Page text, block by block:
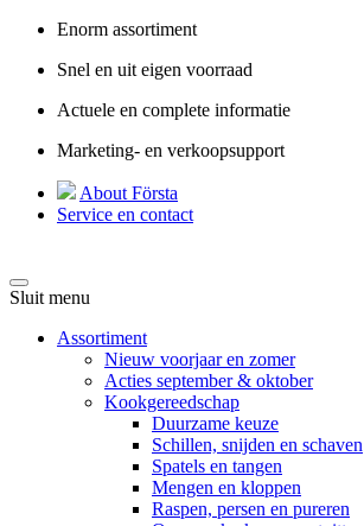
Enorm assortiment
Snel en uit eigen voorraad
Actuele en complete informatie
Marketing- en verkoopsupport
About Första
Service en contact
Sluit menu
Assortiment
Nieuw voorjaar en zomer
Acties september & oktober
Kookgereedschap
Duurzame keuze
Schillen, snijden en schaven
Spatels en tangen
Mengen en kloppen
Raspen, persen en pureren